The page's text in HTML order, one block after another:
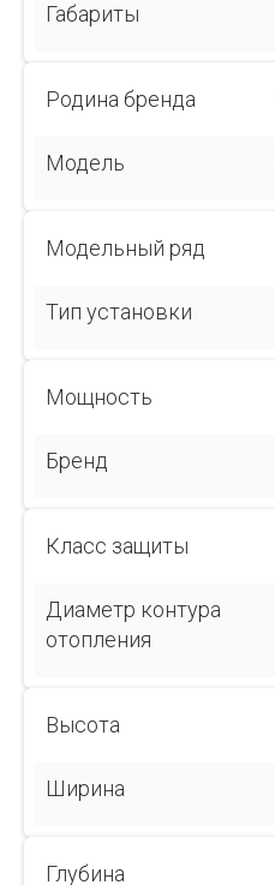
Габариты
Родина бренда
Модель
Модельный ряд
Тип установки
Мощность
Бренд
Класс защиты
Диаметр контура
отопления
Высота
Ширина
Глубина